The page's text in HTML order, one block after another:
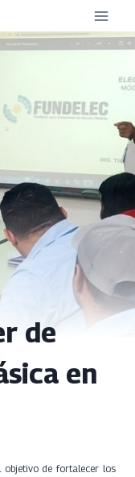
de
en
objetivo de fortalecer los